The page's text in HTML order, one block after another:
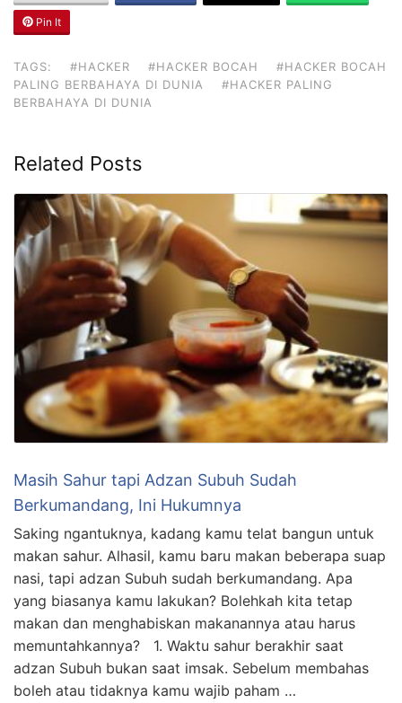
Pin It
TAGS: #HACKER #HACKER BOCAH
#HACKER BOCAH
PALING BERBAHAYA DI DUNIA
#HACKER PALING
BERBAHAYA DI DUNIA
Related Posts
Masih Sahur tapi Adzan Subuh Sudah
Berkumandang, Ini Hukumnya
Saking ngantuknya, kadang kamu telat bangun untuk
makan sahur. Alhasil, kamu baru makan beberapa suap
nasi, tapi adzan Subuh sudah berkumandang. Apa
yang biasanya kamu lakukan? Bolehkah kita tetap
makan dan menghabiskan makanannya atau harus
memuntahkannya? 1. Waktu sahur berakhir saat
adzan Subuh bukan saat imsak. Sebelum membahas
boleh atau tidaknya kamu wajib paham …